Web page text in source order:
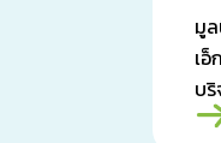
มู
เ
บ